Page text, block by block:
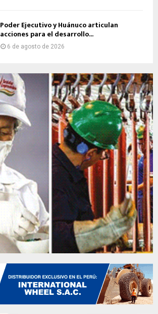
Poder Ejecutivo y Huánuco articulan
acciones para el desarrollo...
6 de agosto de 2026